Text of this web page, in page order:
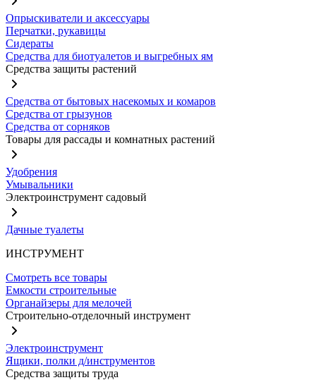
Опрыскиватели и аксессуары
Перчатки, рукавицы
Сидераты
Средства для биотуалетов и выгребных ям
Средства защиты растений
Средства от бытовых насекомых и комаров
Средства от грызунов
Средства от сорняков
Товары для рассады и комнатных растений
Удобрения
Умывальники
Электроинструмент садовый
Дачные туалеты
ИНСТРУМЕНТ
Смотреть все товары
Емкости строительные
Органайзеры для мелочей
Строительно-отделочный инструмент
Электроинструмент
Ящики, полки д/инструментов
Средства защиты труда